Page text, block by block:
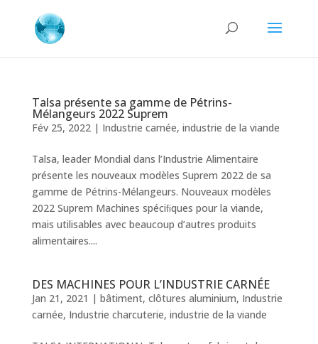
Talsa présente sa gamme de Pétrins-
Mélangeurs 2022 Suprem
Fév 25, 2022| Industrie carnée, industrie de la viande
Talsa, leader Mondial dans l’Industrie Alimentaire
présente les nouveaux modèles Suprem 2022 de sa
gamme de Pétrins-Mélangeurs. Nouveaux modèles
2022 Suprem Machines spéciﬁques pour la viande,
mais utilisables avec beaucoup d’autres produits
alimentaires....
DES MACHINES POUR L’INDUSTRIE CARNÉE
Jan 21, 2021 | bâtiment, clôtures aluminium, Industrie
carnée, Industrie charcuterie, industrie de la viande